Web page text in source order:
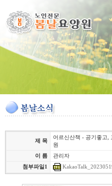
제 목
어르신산책 - 공기좋고,
원
이 름
관리자
첨부파일1